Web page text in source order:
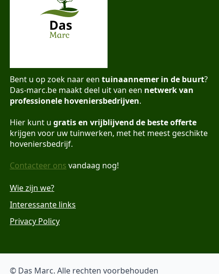
Bent u op zoek naar een tuinaannemer in de buurt?
Das-marc.be maakt deel uit van een netwerk van
professionele hoveniersbedrijven.
Hier kunt u gratis en vrijblijvend de beste offerte
krijgen voor uw tuinwerken, met het meest geschikte
hoveniersbedrijf.
Contacteer ons vandaag nog!
Wie zijn we?
Interessante links
Privacy Policy
© Das Marc. Alle rechten voorbehouden